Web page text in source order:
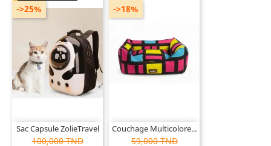
Sac Capsule ZolieTravel
100,000 TND
->25%
Couchage Multicolore...
59,000 TND
->18%